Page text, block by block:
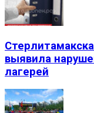
выявила
лагерей